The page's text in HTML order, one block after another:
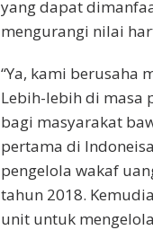
yang dapat
mengurangi nilai
“Ya, kami berusaha
Lebih-lebih di masa
bagi masyarakat
pertama di
pengelola wakaf
tahun 2018.
unit untuk